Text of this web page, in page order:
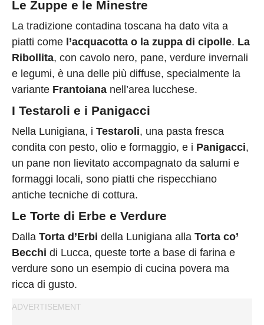
Le Zuppe e le Minestre
La tradizione contadina toscana ha dato vita a
piatti come l’acquacotta o la zuppa di cipolle. La
Ribollita, con cavolo nero, pane, verdure invernali
e legumi, è una delle più diffuse, specialmente la
variante Frantoiana nell’area lucchese.
I Testaroli e i Panigacci
Nella Lunigiana, i Testaroli, una pasta fresca
condita con pesto, olio e formaggio, e i Panigacci,
un pane non lievitato accompagnato da salumi e
formaggi locali, sono piatti che rispecchiano
antiche tecniche di cottura.
Le Torte di Erbe e Verdure
Dalla Torta d’Erbi della Lunigiana alla Torta co’
Becchi di Lucca, queste torte a base di farina e
verdure sono un esempio di cucina povera ma
ricca di gusto.